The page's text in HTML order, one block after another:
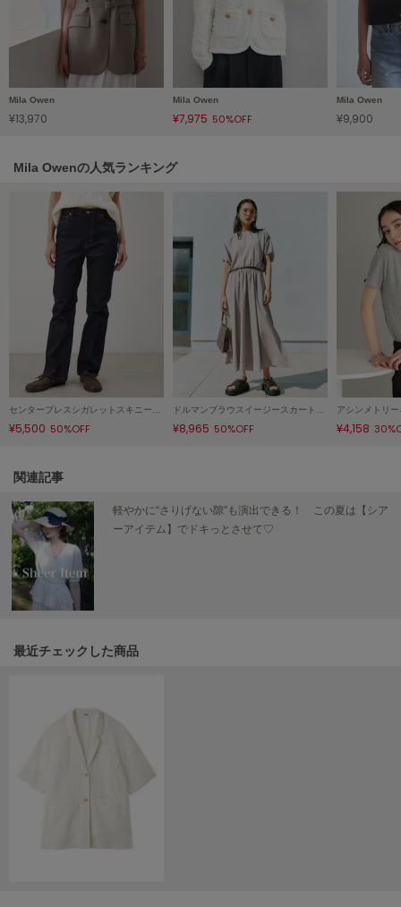
le coq sportif
ルコックスポルティフ
レスポートサック
リリーブラウンランジェリー
LITTLE UNION TOKYO
リトルユニオン トウキョウ
made of Organics
メイドオブオーガニクス
MICHU COQUETTE
ミチュ コケット
ミースロエ
miies miim
ミーエスミーム
Mila Owen
ミラオーウェン
MOIGE
モワージュ
ニューバランス
Mila Owen
¥13,970
Mila Owen
¥7,975 50%OFF
Mila Owen
¥9,900
Mila Owenの人気ランキング
センタープレスシガレットスキニーデニムパンツ
¥5,500 50%OFF
ドルマンブラウスイージースカートＳＥＴＵＰ
¥8,965 50%OFF
アシンメトリ
¥4,158
関連記事
軽やかに“さりげない隙”も演出できる！ この夏は【シア
ーアイテム】でドキっとさせて♡
最近チェックした商品